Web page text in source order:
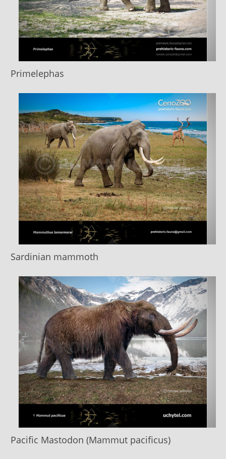
Primelephas
Sardinian mammoth
Pacific Mastodon (Mammut pacificus)